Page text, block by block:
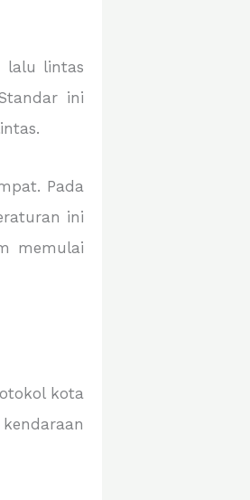
lalu lintas
ini
Pada
ini
memulai
kota